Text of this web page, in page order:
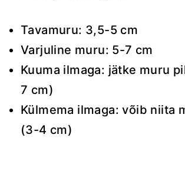
Tavamuru: 3,5-5 cm
Varjuline muru: 5-7 cm
Kuuma ilmaga: jätke muru
7 cm)
Külmema ilmaga: võib niita
(3-4 cm)